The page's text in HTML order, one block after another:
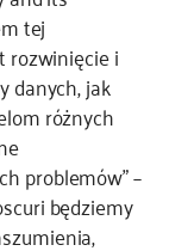
tej
rozwinięcie i
danych, jak
różnych
problemów” –
będziemy